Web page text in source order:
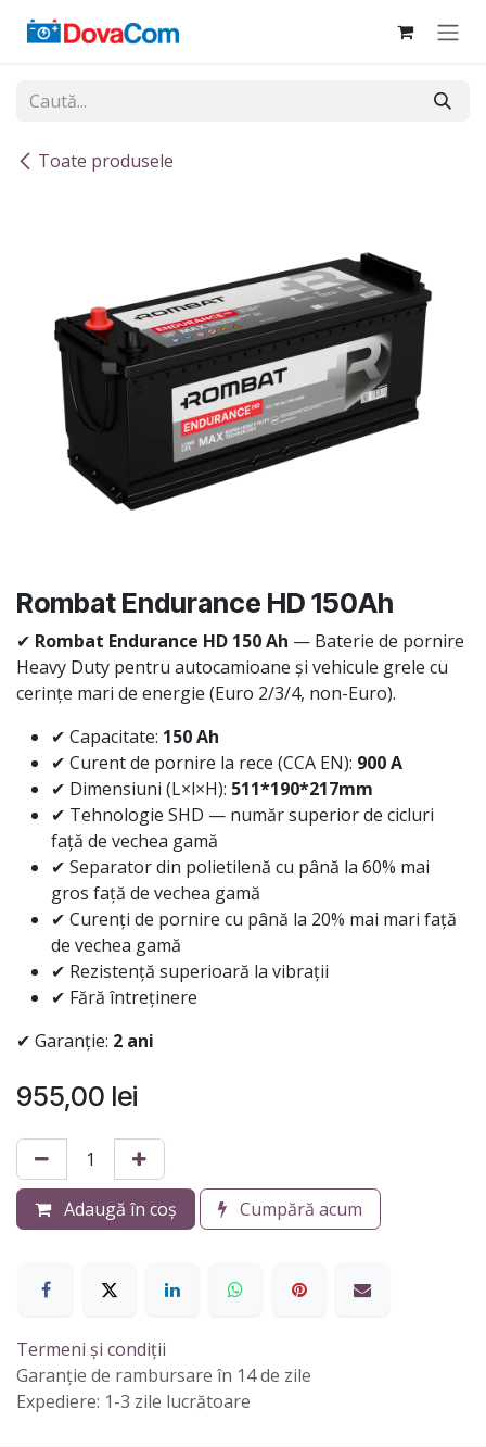
Toate produsele
Rombat Endurance HD 150Ah
✔ Rombat Endurance HD 150 Ah — Baterie de pornire
Heavy Duty pentru autocamioane și vehicule grele cu
cerințe mari de energie (Euro 2/3/4, non-Euro).
✔ Capacitate: 150 Ah
✔ Curent de pornire la rece (CCA EN): 900 A
✔ Dimensiuni (L×l×H): 511*190*217mm
✔ Tehnologie SHD — număr superior de cicluri
față de vechea gamă
✔ Separator din polietilenă cu până la 60% mai
gros față de vechea gamă
✔ Curenți de pornire cu până la 20% mai mari față
de vechea gamă
✔ Rezistență superioară la vibrații
✔ Fără întreținere
✔ Garanție: 2 ani
955,00 lei
Adaugă în coș Cumpără acum
Termeni și condiții
Garanție de rambursare în 14 de zile
Expediere: 1-3 zile lucrătoare